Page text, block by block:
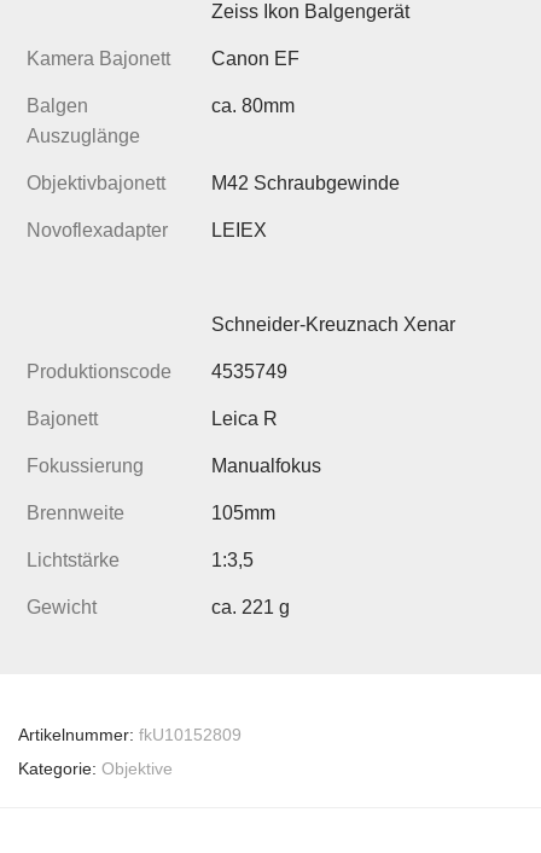
Zeiss Ikon Balgengerät
Kamera Bajonett Canon EF
Balgen
Auszuglänge
ca. 80mm
Objektivbajonett M42 Schraubgewinde
Novoflexadapter LEIEX
Schneider-Kreuznach Xenar
Produktionscode 4535749
Bajonett Leica R
Fokussierung Manualfokus
Brennweite 105mm
Lichtstärke 1:3,5
Gewicht ca. 221 g
Artikelnummer: fkU10152809
Kategorie: Objektive